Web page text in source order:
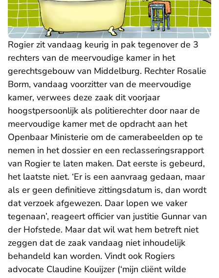
Rogier zit vandaag keurig in pak tegenover de 3
rechters van de meervoudige kamer in het
gerechtsgebouw van Middelburg. Rechter Rosalie
Borm, vandaag voorzitter van de meervoudige
kamer, verwees deze zaak dit voorjaar
hoogstpersoonlijk als politierechter door naar de
meervoudige kamer met de opdracht aan het
Openbaar Ministerie om de camerabeelden op te
nemen in het dossier en een reclasseringsrapport
van Rogier te laten maken. Dat eerste is gebeurd,
het laatste niet. ‘Er is een aanvraag gedaan, maar
als er geen definitieve zittingsdatum is, dan wordt
dat verzoek afgewezen. Daar lopen we vaker
tegenaan’, reageert officier van justitie Gunnar van
der Hofstede. Maar dat wil wat hem betreft niet
zeggen dat de zaak vandaag niet inhoudelijk
behandeld kan worden. Vindt ook Rogiers
advocate Claudine Kouijzer (‘mijn cliënt wilde